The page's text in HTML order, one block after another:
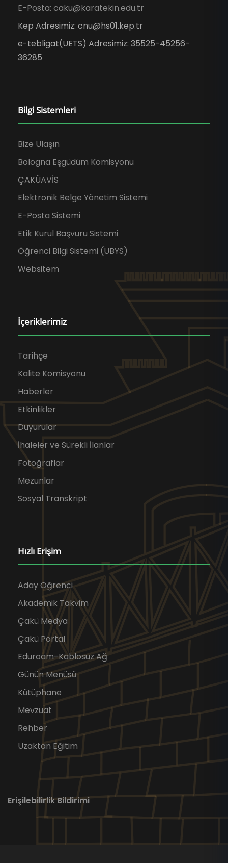
E-Posta: caku@karatekin.edu.tr
Kep Adresimiz: cnu@hs01.kep.tr
e-tebligat(UETS) Adresimiz: 35525-45256-
36285
Bilgi Sistemleri
Bize Ulaşın
Bologna Eşgüdüm Komisyonu
ÇAKÜAVİS
Elektronik Belge Yönetim Sistemi
E-Posta Sistemi
Etik Kurul Başvuru Sistemi
Öğrenci Bilgi Sistemi (UBYS)
Websitem
İçeriklerimiz
Tarihçe
Kalite Komisyonu
Haberler
Etkinlikler
Duyurular
İhaleler ve Sürekli İlanlar
Fotoğraflar
Mezunlar
Sosyal Transkript
Hızlı Erişim
Aday Öğrenci
Akademik Takvim
Çakü Medya
Çakü Portal
Eduroam-Kablosuz Ağ
Günün Menüsü
Kütüphane
Mevzuat
Rehber
Uzaktan Eğitim
Erişilebilirlik Bildirimi